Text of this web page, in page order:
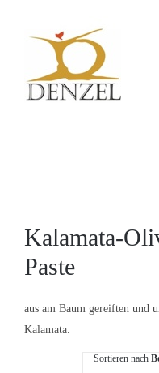
Kalamata-
Paste
aus am Baum gereiften und
Kalamata.
Sortieren nach